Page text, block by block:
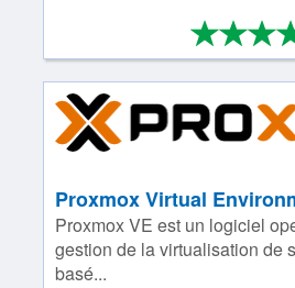
**
Proxmox Virtual
Proxmox VE est un logiciel
gestion de la virtualisation de
basé...